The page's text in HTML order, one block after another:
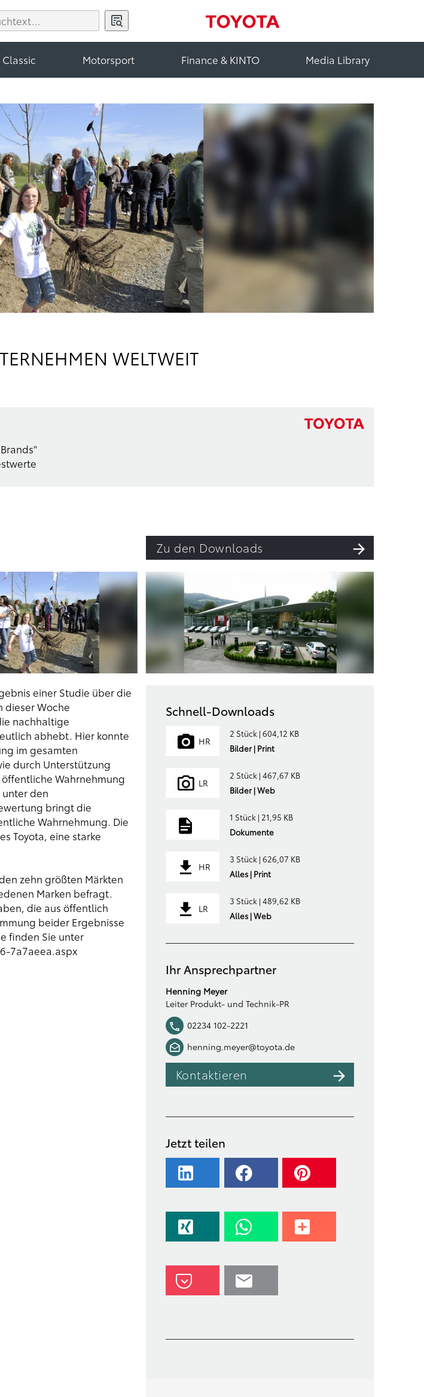
Classic Motorsport Finance & KINTO Media Library
WELTWEIT
Zu den Downloads
einer Studie über die
dieser Woche
nachhaltige
abhebt. Hier konnte
im gesamten
durch Unterstützung
Wahrnehmung
den
bringt die
Wahrnehmung. Die
Toyota, eine starke
zehn größten Märkten
Marken befragt.
die aus öffentlich
beider Ergebnisse
finden Sie unter
7a7aeea.aspx
Schnell-Downloads
HR
2 Stück | 604,12 KB
Bilder | Print
LR
2 Stück | 467,67 KB
Bilder | Web
1 Stück | 21,95 KB
Dokumente
HR
3 Stück | 626,07 KB
Alles | Print
LR
3 Stück | 489,62 KB
Alles | Web
Ihr Ansprechpartner
Henning Meyer
Leiter Produkt- und Technik-PR
02234 102-2221
henning.meyer@toyota.de
Kontaktieren
Jetzt teilen